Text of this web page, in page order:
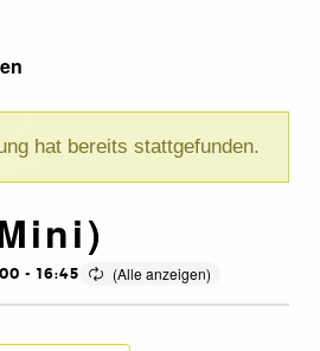
hat bereits stattgefunden.
- 16:45